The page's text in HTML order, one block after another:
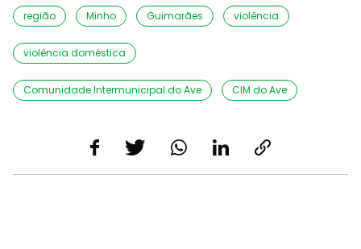
região Minho Guimarães violência
violência doméstica
Comunidade Intermunicipal do Ave CIM do Ave